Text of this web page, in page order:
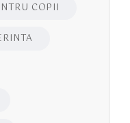
COPII